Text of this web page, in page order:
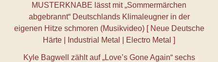
MUSTERKNABE lässt mit „Sommermärchen
abgebrannt“ Deutschlands Klimaleugner in der
eigenen Hitze schmoren (Musikvideo) [ Neue Deutsche
Härte | Industrial Metal | Electro Metal ]
Kyle Bagwell zählt auf „Love’s Gone Again“ sechs